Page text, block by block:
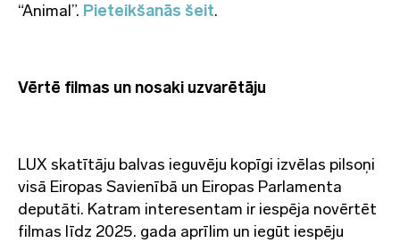
“Animal”. Pieteikšanās šeit.
Vērtē filmas un nosaki uzvarētāju
LUX skatītāju balvas ieguvēju kopīgi izvēlas pilsoņi
visā Eiropas Savienībā un Eiropas Parlamenta
deputāti. Katram interesentam ir iespēja novērtēt
filmas līdz 2025. gada aprīlim un iegūt iespēju